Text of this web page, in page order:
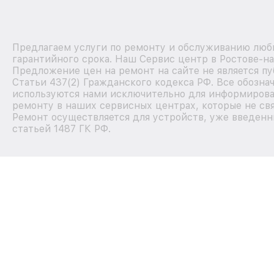
Предлагаем услуги по ремонту и обслуживанию
гарантийного срока. Наш Сервис центр в Ростове-
Предложение цен на ремонт на сайте не является
Статьи 437(2) Гражданского кодекса РФ. Все
используются нами исключительно для
ремонту в наших сервисных центрах, которые не
Ремонт осуществляется для устройств, уже
статьей 1487 ГК РФ.